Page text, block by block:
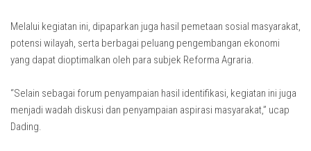
Melalui kegiatan ini, dipaparkan juga hasil pemetaan sosial masyarakat,
potensi wilayah, serta berbagai peluang pengembangan ekonomi
yang dapat dioptimalkan oleh para subjek Reforma Agraria.
“Selain sebagai forum penyampaian hasil identifikasi, kegiatan ini juga
menjadi wadah diskusi dan penyampaian aspirasi masyarakat,” ucap
Dading.